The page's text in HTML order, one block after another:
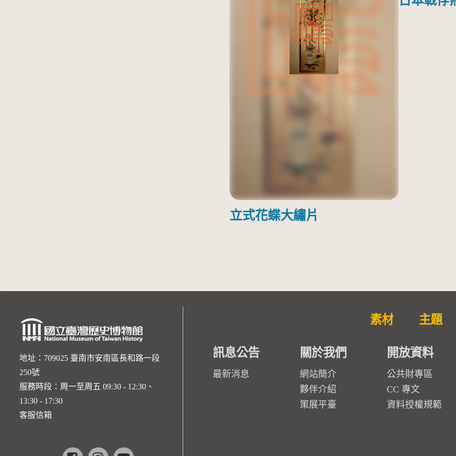
立式花蝶大繡片
地址：709025 臺南市安南區長和路一段
250號
服務時段：周一至周五 09:30 - 12:30、
13:30 - 17:30
客服信箱
Facebookinstagramyoutube
素材 主題
訊息公告
最新消息
關於我們
網站簡介
夥伴介紹
策展平臺
開放資料
公共財專區
CC 專文
資料授權規範